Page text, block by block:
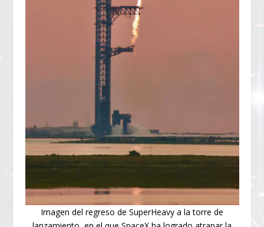
Imagen del regreso de SuperHeavy a la torre de